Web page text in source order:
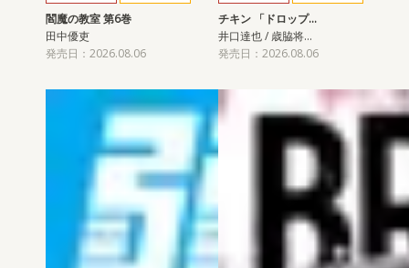
閻魔の教室 第6巻
田中優吏
発売日：2026.08.06
チキン 「ドロップ…
井口達也 / 歳脇将…
発売日：2026.08.06